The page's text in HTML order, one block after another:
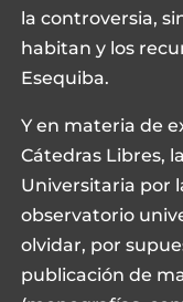
la controversia,
habitan y los
Esequiba.
Y en materia de
Cátedras Libres,
Universitaria por
observatorio
olvidar, por
publicación de